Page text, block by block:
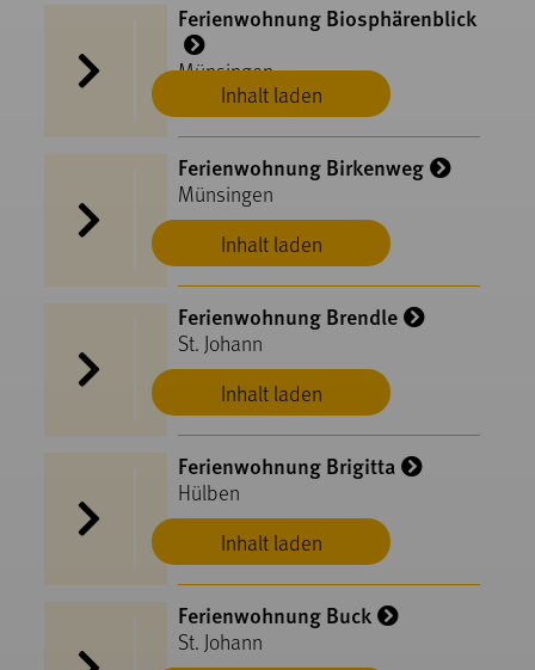
Inhalt laden
Ferienwohnung Biosphärenblick
Münsingen
Inhalt laden
Ferienwohnung Birkenweg
Münsingen
Inhalt laden
Ferienwohnung Brendle
St. Johann
Inhalt laden
Ferienwohnung Brigitta
Hülben
Ferienwohnung Buck
St. Johann